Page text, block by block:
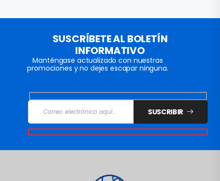
SUSCRÍBETE AL BOLETÍN
INFORMATIVO
Manténgase actualizado con nuestras
promociones y no dejes escapar ninguna.
SUSCRIBIR